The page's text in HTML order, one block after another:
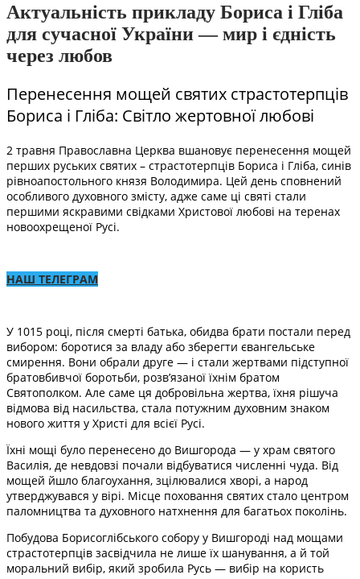
Актуальність прикладу Бориса і Гліба
для сучасної України — мир і єдність
через любов
Перенесення мощей святих страстотерпців
Бориса і Гліба: Світло жертовної любові
2 травня Православна Церква вшановує перенесення мощей
перших руських святих – страстотерпців Бориса і Гліба, синів
рівноапостольного князя Володимира. Цей день сповнений
особливого духовного змісту, адже саме ці святі стали
першими яскравими свідками Христової любові на теренах
новоохрещеної Русі.
НАШ ТЕЛЕГРАМ
У 1015 році, після смерті батька, обидва брати постали перед
вибором: боротися за владу або зберегти євангельське
смирення. Вони обрали друге — і стали жертвами підступної
братовбивчої боротьби, розв’язаної їхнім братом
Святополком. Але саме ця добровільна жертва, їхня рішуча
відмова від насильства, стала потужним духовним знаком
нового життя у Христі для всієї Русі.
Їхні мощі було перенесено до Вишгорода — у храм святого
Василія, де невдовзі почали відбуватися численні чуда. Від
мощей йшло благоухання, зцілювалися хворі, а народ
утверджувався у вірі. Місце поховання святих стало центром
паломництва та духовного натхнення для багатьох поколінь.
Побудова Борисоглібського собору у Вишгороді над мощами
страстотерпців засвідчила не лише їх шанування, а й той
моральний вибір, який зробила Русь — вибір на користь